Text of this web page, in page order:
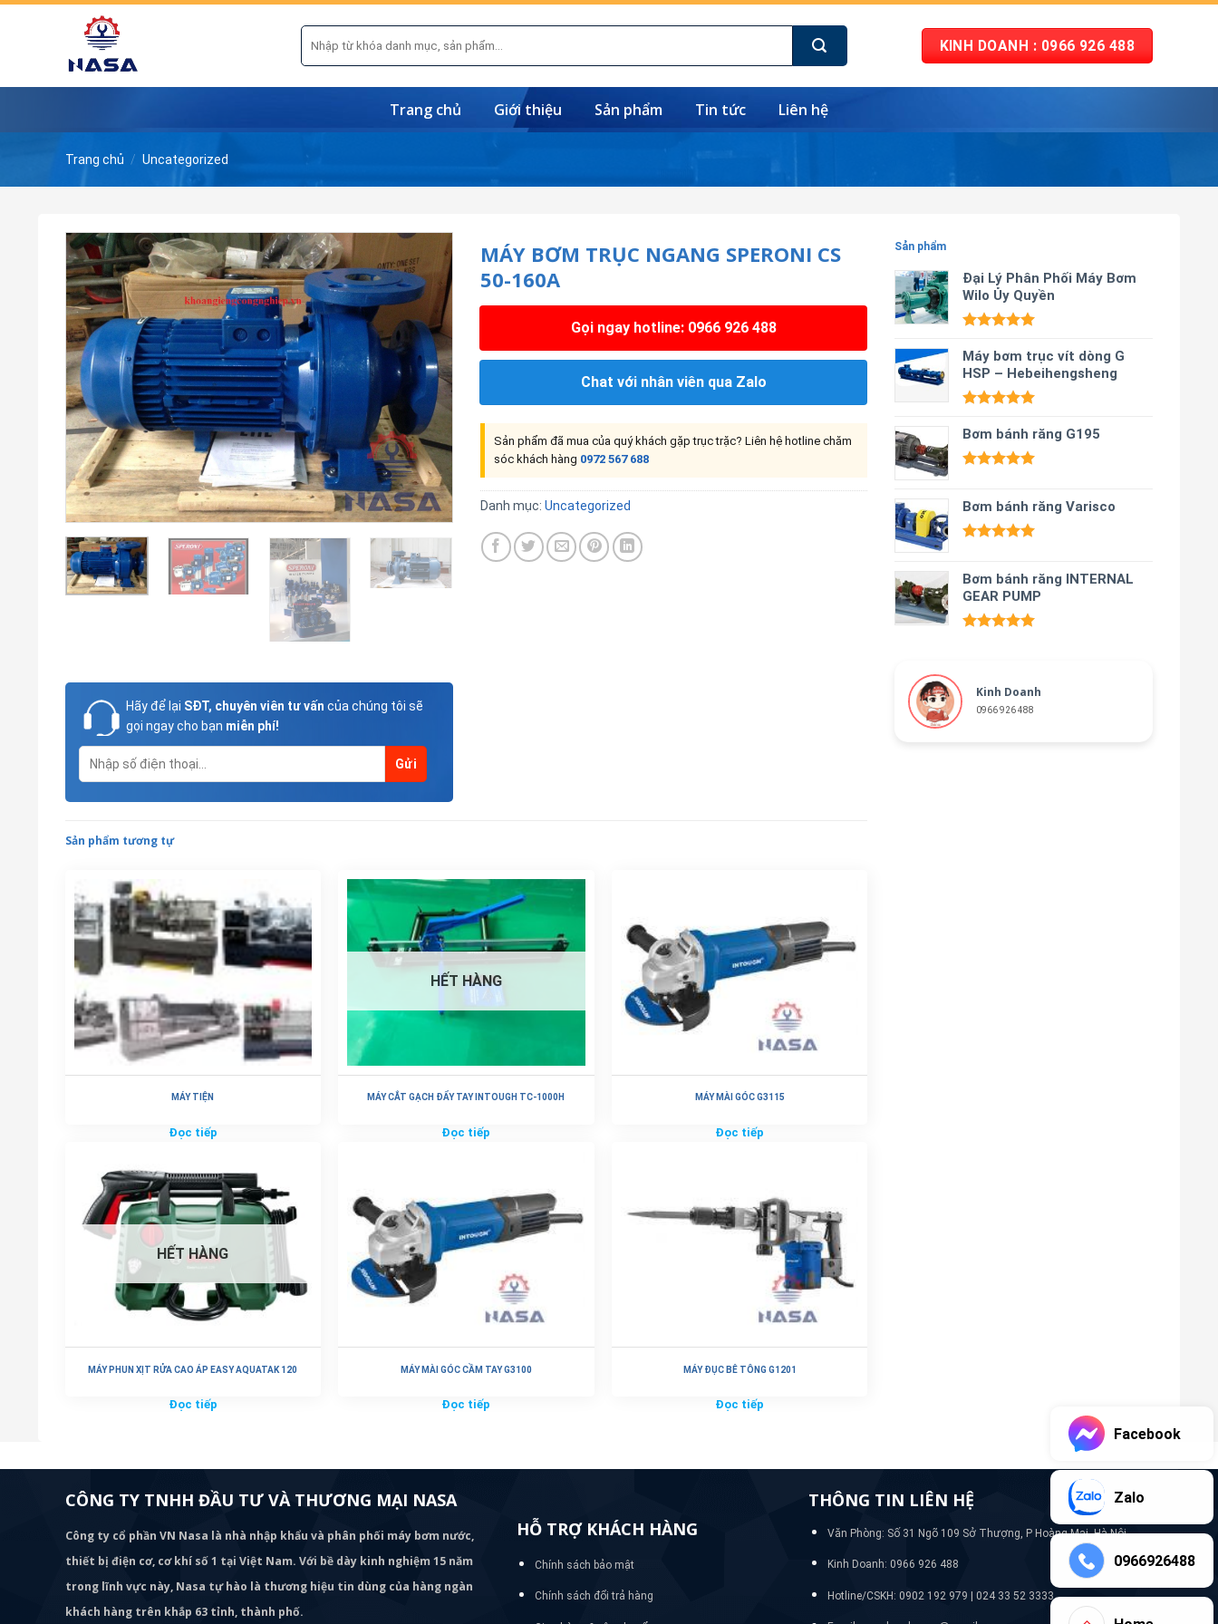
Skip
Tìm
kiếm:
KINH DOANH : 0966 926 488
Trang chủ Giới thiệu Sản phẩm Tin tức Liên hệ
Trang chủ / Uncategorized
Sản phẩm
Đại Lý Phân Phối Máy Bơm
Wilo Ủy Quyền
hạng5.00
5 sao
Máy bơm trục vít dòng G
HSP – Hebeihengsheng
hạng5.00
5 sao
Bơm bánh răng G195
5 sao
Bơm bánh răng Varisco
5 sao
Bơm bánh răng INTERNAL
GEAR PUMP
Kinh Doanh
0966 926 488
Hãy để lại SĐT, chuyên viên tư vấn của chúng tôi sẽ
gọi ngay cho bạn miễn phí!
MÁY BƠM TRỤC NGANG SPERONI CS
50-160A
Gọi ngay hotline: 0966 926 488
Chat với nhân viên qua Zalo
Sản phẩm đã mua của quý khách gặp trục trặc? Liên hệ hotline chăm
sóc khách hàng 0972 567 688
Danh mục: Uncategorized
Sản phẩm tương tự
MÁY TIỆN
Đọc tiếp
HẾT HÀNG
MÁY CẮT GẠCH ĐẨY TAY INTOUGH TC-1000H
Đọc tiếp
MÁY MÀI GÓC G3115
Đọc tiếp
HẾT HÀNG
MÁY PHUN XỊT RỬA CAO ÁP EASY AQUATAK 120
Đọc tiếp
MÁY MÀI GÓC CẦM TAY G3100
Đọc tiếp
MÁY ĐỤC BÊ TÔNG G1201
Đọc tiếp
CÔNG TY TNHH ĐẦU TƯ VÀ THƯƠNG MẠI NASA
Công ty cổ phần VN Nasa là nhà nhập khẩu và phân phối máy bơm nước,
thiết bị điện cơ, cơ khí số 1 tại Việt Nam. Với bề dày kinh nghiệm 15 năm
trong lĩnh vực này, Nasa tự hào là thương hiệu tin dùng của hàng ngàn
khách hàng trên khắp 63 tỉnh, thành phố.
HỖ TRỢ KHÁCH HÀNG
Chính sách bảo mật
Chính sách đổi trả hàng
THÔNG TIN LIÊN HỆ
Văn Phòng: Số 31 Ngõ 109 Sở Thượng, P Hoàng Mai, Hà Nội
Kinh Doanh: 0966 926 488
Hotline/CSKH: 0902 192 979 | 024 33 52 3333
Facebook
Zalo
0966926488